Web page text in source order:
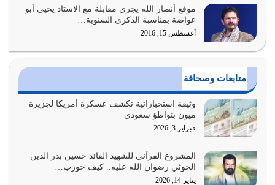
أولياء الشيطان كلما كانوا أكثر ولاءً وطاعة للشيطان كلما كانوا
أكثر ضعفاً
يوليو 30, 2026
وعد الله تعالى من يُقتل في سبيله بالحياة الأبدية والرزق
والاستبشار والنجاة والخلود في…
يوليو 29, 2026
القرآن الكريم هو أهم مصدر لمعرفة رسول الله معرفة سيرته
معرفة شخصيته معرفة عظمته
يوليو 28, 2026
هل نحن من الصالحين؟ قيِّم نفسك هنا اترك القرآن على أصله
موقع أنصار الله يجري مقابلة مع الاستاذ يحيى أبو
عواضة بمناسبة الذكرى السنوية…
أغسطس 15, 2016
متابعات وصحافة
وثيقة استخباراتية تكشف عسكرة أمريكا لجزيرة
ميون بتواطؤ سعودي
فبراير 3, 2026
المشروع القرآني للشهيد القائد حسين بدر الدين
الحوثي رضوان الله عليه.. كيف حورب…
يناير 14, 2026